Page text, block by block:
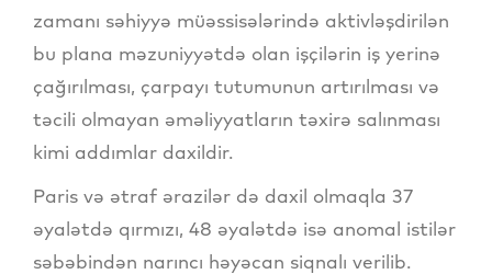
zamanı səhiyyə müəssisələrində aktivləşdirilən
bu plana məzuniyyətdə olan işçilərin iş yerinə
çağırılması, çarpayı tutumunun artırılması və
təcili olmayan əməliyyatların təxirə salınması
kimi addımlar daxildir.
Paris və ətraf ərazilər də daxil olmaqla 37
əyalətdə qırmızı, 48 əyalətdə isə anomal istilər
səbəbindən narıncı həyəcan siqnalı verilib.